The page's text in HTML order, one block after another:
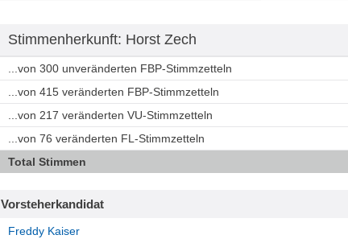
Stimmenherkunft: Horst Zech
...von 300 unveränderten FBP-Stimmzetteln
...von 415 veränderten FBP-Stimmzetteln
...von 217 veränderten VU-Stimmzetteln
...von 76 veränderten FL-Stimmzetteln
Total Stimmen
Vorsteherkandidat
Freddy Kaiser